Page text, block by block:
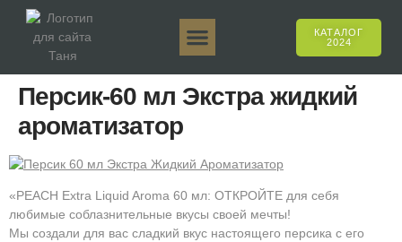
КАТАЛОГ
2024
Персик-60 мл Экстра жидкий
ароматизатор
«PEACH Extra Liquid Aroma 60 мл: ОТКРОЙТЕ для себя
любимые соблазнительные вкусы своей мечты!
Мы создали для вас сладкий вкус настоящего персика с его